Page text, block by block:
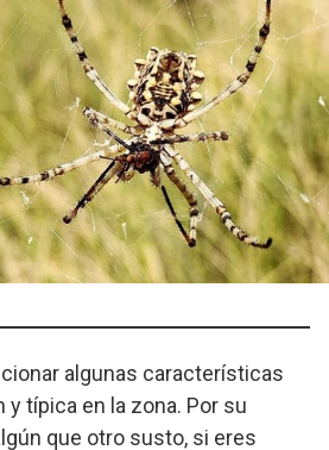
algunas características
y típica en la zona. Por su
que otro susto, si eres